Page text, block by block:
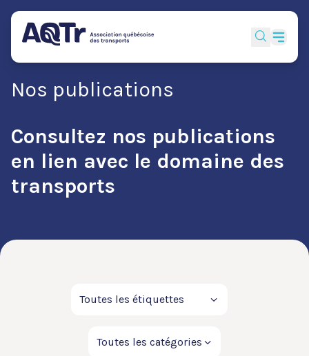
Nos publications
Consultez nos publications
en lien avec le domaine des
transports